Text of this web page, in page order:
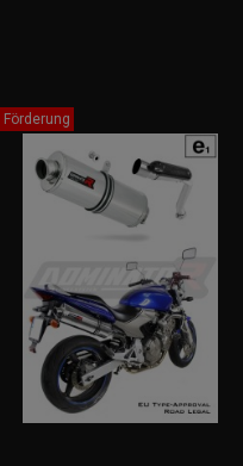
Förderung